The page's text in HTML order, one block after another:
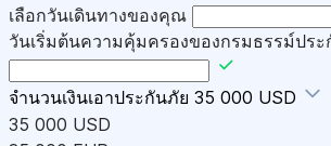
เลือกวันเดินทางของคุณ
วันเริ่มต้นความคุ้มครองของกรมธรรม์ปร
จำนวนเงินเอาประกันภัย 35 000 USD
35 000 USD